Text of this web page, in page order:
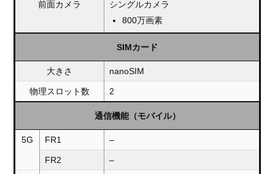
前面カメラ
シングルカメラ
800万画素
SIMカード
大きさ nanoSIM
物理スロット数 2
通信機能（モバイル）
5G FR1 –
FR2 –